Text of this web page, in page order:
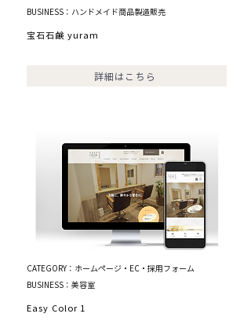
BUSINESS：ハンドメイド商品製造販売
宝石石鹸 yuram
詳細はこちら
CATEGORY：ホームページ・EC・採用フォーム
BUSINESS：美容室
Easy Color 1